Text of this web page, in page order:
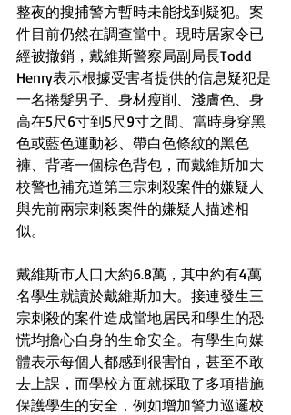
整夜的搜捕警方暫時未能找到疑犯。案
件目前仍然在調查當中。現時居家令已
經被撤銷，戴維斯警察局副局長Todd
Henry表示根據受害者提供的信息疑犯是
一名捲髮男子、身材瘦削、淺膚色、身
高在5尺6寸到5尺9寸之間、當時身穿黑
色或藍色運動衫、帶白色條紋的黑色
褲、背著一個棕色背包，而戴維斯加大
校警也補充道第三宗刺殺案件的嫌疑人
與先前兩宗刺殺案件的嫌疑人描述相
似。
戴維斯市人口大約6.8萬，其中約有4萬
名學生就讀於戴維斯加大。接連發生三
宗刺殺的案件造成當地居民和學生的恐
慌均擔心自身的生命安全。有學生向媒
體表示每個人都感到很害怕，甚至不敢
去上課，而學校方面就採取了多項措施
保護學生的安全，例如增加警力巡邏校